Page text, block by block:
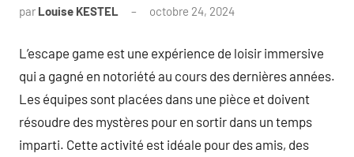
par Louise KESTEL octobre 24, 2024
L’escape game est une expérience de loisir immersive
qui a gagné en notoriété au cours des dernières années.
Les équipes sont placées dans une pièce et doivent
résoudre des mystères pour en sortir dans un temps
imparti. Cette activité est idéale pour des amis, des